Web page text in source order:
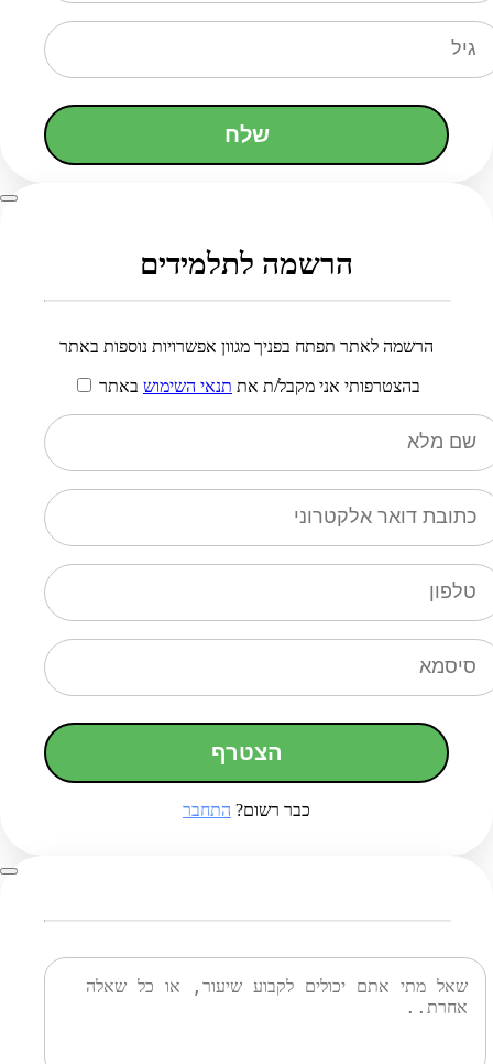
שלח
הרשמה לתלמידים
הרשמה לאתר תפתח בפניך מגוון אפשרויות נוספות באתר
בהצטרפותי אני מקבל/ת את תנאי השימוש באתר
הצטרף
כבר רשום? התחבר